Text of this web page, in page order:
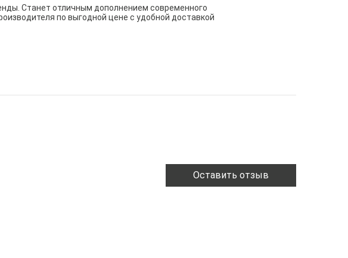
Станет отличным дополнением современного
по выгодной цене с удобной доставкой
Оставить отзыв